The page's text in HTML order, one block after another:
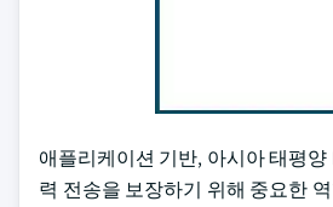
애플리케이션 기반, 아시아 태평양
력 전송을 보장하기 위해 중요한